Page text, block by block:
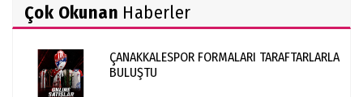
Çok Okunan Haberler
ÇANAKKALESPOR FORMALARI TARAFTARLARLA
BULUŞTU